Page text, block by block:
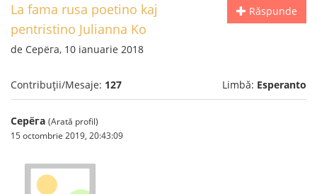
Răspunde
La fama rusa poetino kaj
pentristino Julianna Ko
de Серёга, 10 ianuarie 2018
Contribuții/Mesaje: 127 Limbă: Esperanto
Серёга (Arată profil)
15 octombrie 2019, 20:43:09